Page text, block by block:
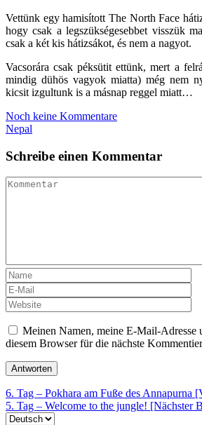
Vettünk egy hamisított The North Face
hogy csak a legszükségesebbet visszük
csak a két kis hátizsákot, és nem a nagyot.
Vacsorára csak péksütit ettünk, mert a
mindig dühös vagyok miatta) még nem
kicsit izgultunk is a másnap reggel miatt…
Noch keine Kommentare
Nepal
Schreibe einen Kommentar
Meinen Namen, meine E-Mail-Adresse
diesem Browser für die nächste
Beitrags-
Navigation
6. Tag – Pokhara am Fuße des Annapurna
5. Tag – Welcome to the jungle! [Nächster
Sprache